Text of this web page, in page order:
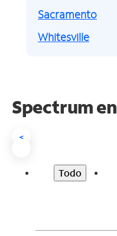
Sacramento
Whitesville
Spectrum en
<
Todo